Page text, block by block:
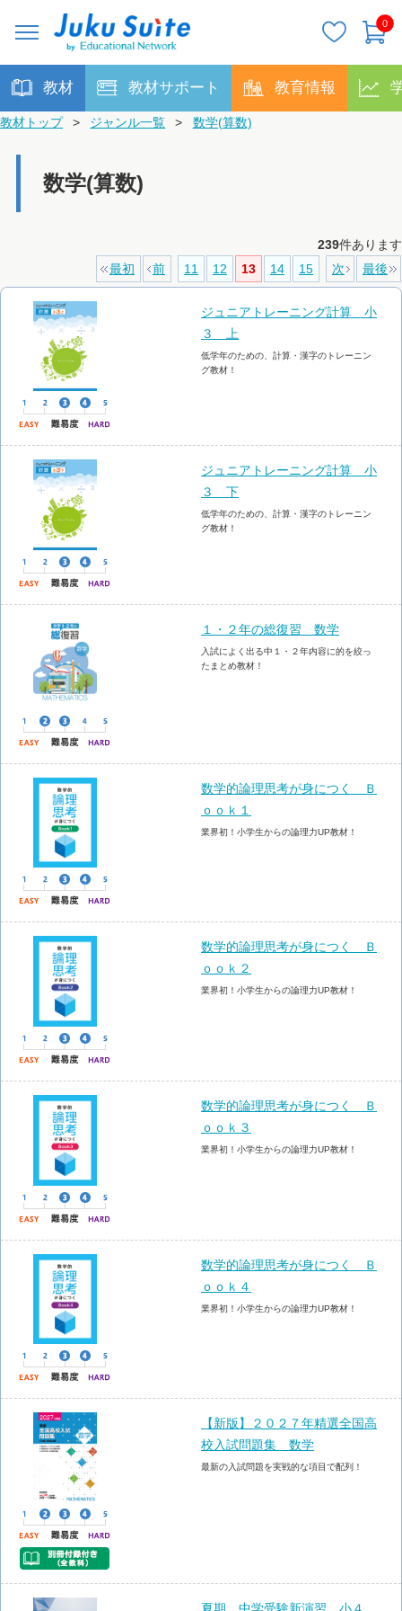
0
教材 教材サポート 教育情報
教材トップ > ジャンル一覧 > 数学(算数)
数学(算数)
239件あります
最初
前 11 12 13 14 15 次 最後
ジュニアトレーニング計算 小
３ 上
低学年のための、計算・漢字のトレーニン
グ教材！
ジュニアトレーニング計算 小
３ 下
低学年のための、計算・漢字のトレーニン
グ教材！
１・２年の総復習 数学
入試によく出る中１・２年内容に的を絞っ
たまとめ教材！
数学的論理思考が身につく Ｂ
ｏｏｋ１
業界初！小学生からの論理力UP教材！
数学的論理思考が身につく Ｂ
ｏｏｋ２
業界初！小学生からの論理力UP教材！
数学的論理思考が身につく Ｂ
ｏｏｋ３
業界初！小学生からの論理力UP教材！
数学的論理思考が身につく Ｂ
ｏｏｋ４
業界初！小学生からの論理力UP教材！
【新版】２０２７年精選全国高
校入試問題集 数学
最新の入試問題を実戦的な項目で配列！